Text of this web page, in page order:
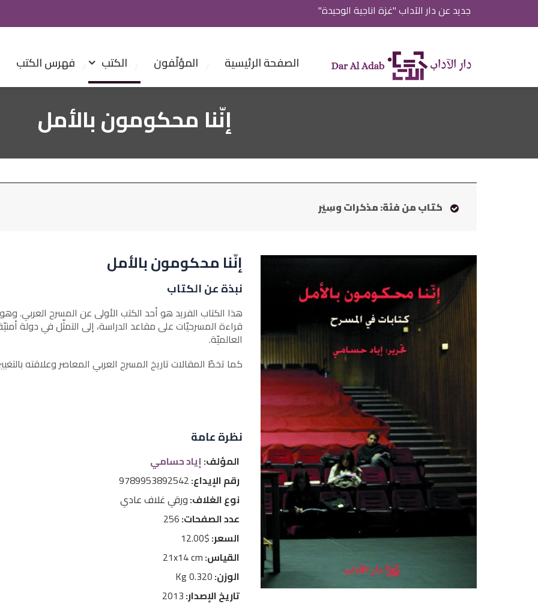
جديد عن دار الآداب "غزة اناجية الوحيدة"
الصفحة الرئيسية المؤلّفون الكتب فهرس الكتب
إنّنا محكومون بالأمل
كتاب من فئة: مذكرات وسِيَر
إنّنا محكومون بالأمل
نبذة عن الكتاب
هذا الكتاب الفريد هو أحد الكتب الأولى عن المسرح العربي.
قراءة المسرحيّات على مقاعد الدراسة، إلى التمثّل في دولة
العالميّة.
كما تخطّ المقالات تاريخ المسرح العربي المعاصر وعلاقته
نظرة عامة
المؤلف:إياد حسامي
رقم الإيداع:9789953892542
نوع الغلاف:ورقي غلاف عادي
عدد الصفحات:256
السعر:$12.00
القياس:21x14 cm
الوزن:0.320 Kg
تاريخ الإصدار:2013